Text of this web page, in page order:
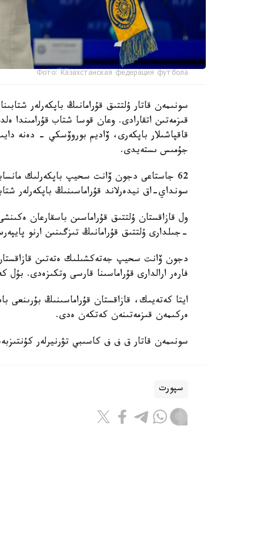
Фото: Казахстанская федерация футбола
سونىمەن قاتار ۇلتتىق قۇرامانىڭ باپكەرلەر
قىزمەتىن اتقارادى. وعان قوسا شتاب
قاقپاشىلار باپكەرى، ۆاديم بوروۆسكي - دەنە
جۇمىس ىستەيدى.
62 جاستاعى دجون ۆانت سحيپ باپكەرلىك
سونداي-اق نيدەرلاند قۇراماسىنىڭ باپكەرلەر
-جىلدارى ۇلتتىق قۇرامانىڭ تىزگىنىن ارنو
فارەر ارالدارى قۇراماسىنا قارسى وتكىزەدى. بۇل
ايتا كەتەيىك، قازاقستان قۇراماسىنىڭ بۇرىنعى
ەركىمەن قىزمەتىنەن كەتكەن ەدى.
سونىمەن قاتار ق ف ف كاسىبي تۋرنيرلەر
سپورت